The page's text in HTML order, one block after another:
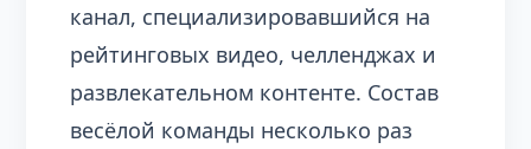
канал, специализировавшийся на
рейтинговых видео, челленджах и
развлекательном контенте. Состав
весёлой команды несколько раз